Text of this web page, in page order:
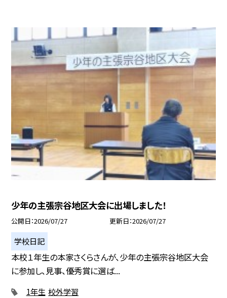
少年の主張宗谷地区大会に出場しました！
公開日 2026/07/27 更新日 2026/07/27
学校日記
本校１年生の本家さくらさんが、少年の主張宗谷地区大会
に参加し、見事、優秀賞に選ば...
1年生 校外学習